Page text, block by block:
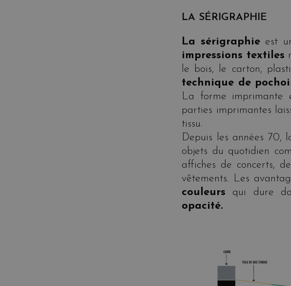
LA SÉRIGRAPHIE
La sérigraphieest
impressions textiles
le bois, le carton,
technique de
La forme imprimante
parties imprimantes
tissu.
Depuis les années 70,
objets du quotidien
affiches de concerts,
vêtements. Les
couleurs qui dure
opacité.